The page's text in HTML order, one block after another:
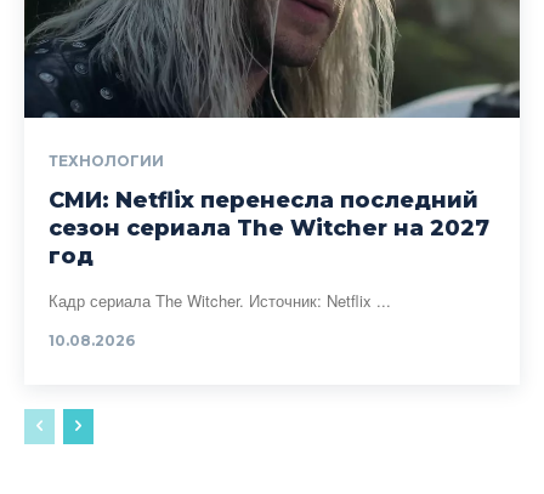
ТЕХНОЛОГИИ
СМИ: Netflix перенесла последний
сезон сериала The Witcher на 2027
год
Кадр сериала The Witcher. Источник: Netflix ...
10.08.2026